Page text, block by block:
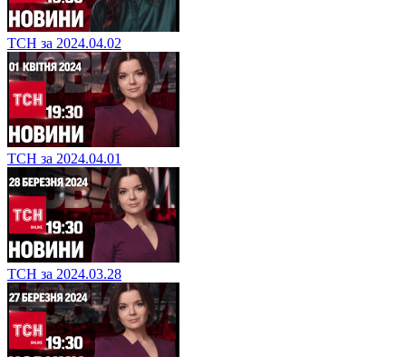
ТСН за 2024.04.02
ТСН за 2024.04.01
ТСН за 2024.03.28